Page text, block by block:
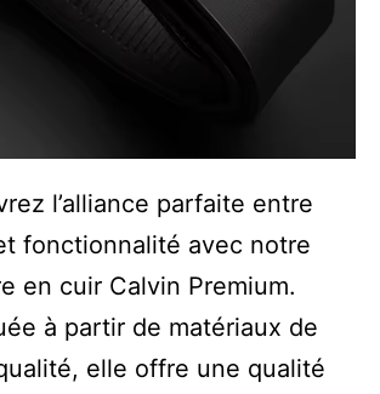
l’alliance parfaite entre
fonctionnalité avec notre
en cuir Calvin Premium.
à partir de matériaux de
elle offre une qualité